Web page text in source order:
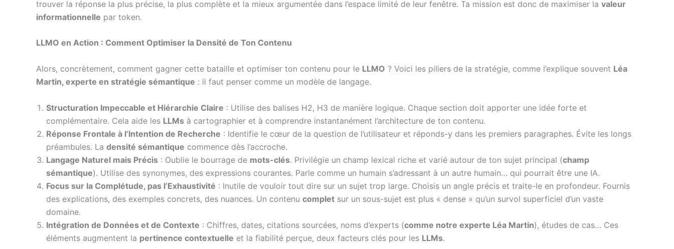
trouver la réponse la plus précise, la plus complète et la mieux argumentée dans l’espace limité de leur fenêtre. Ta mission est donc de maximiser la valeur
informationnelle par token.
LLMO en Action : Comment Optimiser la Densité de Ton Contenu
Alors, concrètement, comment gagner cette bataille et optimiser ton contenu pour le LLMO ? Voici les piliers de la stratégie, comme l’explique souvent Léa
Martin, experte en stratégie sémantique : il faut penser comme un modèle de langage.
Structuration Impeccable et Hiérarchie Claire : Utilise des balises H2, H3 de manière logique. Chaque section doit apporter une idée forte et
complémentaire. Cela aide les LLMs à cartographier et à comprendre instantanément l’architecture de ton contenu.
Réponse Frontale à l’Intention de Recherche : Identifie le cœur de la question de l’utilisateur et réponds-y dans les premiers paragraphes. Évite les longs
préambules. La densité sémantique commence dès l’accroche.
Langage Naturel mais Précis : Oublie le bourrage de mots-clés. Privilégie un champ lexical riche et varié autour de ton sujet principal (champ
sémantique). Utilise des synonymes, des expressions courantes. Parle comme un humain s’adressant à un autre humain… qui pourrait être une IA.
Focus sur la Complétude, pas l’Exhaustivité : Inutile de vouloir tout dire sur un sujet trop large. Choisis un angle précis et traite-le en profondeur. Fournis
des explications, des exemples concrets, des nuances. Un contenu complet sur un sous-sujet est plus « dense » qu’un survol superficiel d’un vaste
domaine.
Intégration de Données et de Contexte : Chiffres, dates, citations sourcées, noms d’experts (comme notre experte Léa Martin), études de cas… Ces
éléments augmentent la pertinence contextuelle et la fiabilité perçue, deux facteurs clés pour les LLMs.